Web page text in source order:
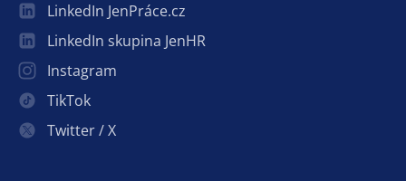
LinkedIn JenPráce.cz
LinkedIn skupina JenHR
Instagram
TikTok
Twitter / X